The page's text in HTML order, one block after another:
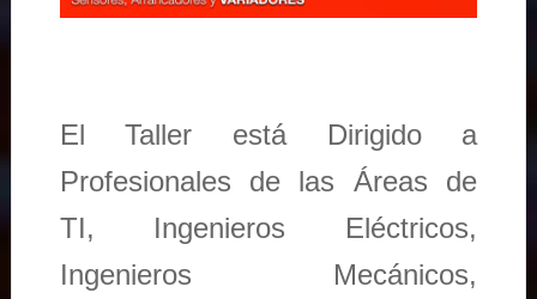
El Taller está Dirigido a
Profesionales de las Áreas de
TI, Ingenieros Eléctricos,
Ingenieros Mecánicos,